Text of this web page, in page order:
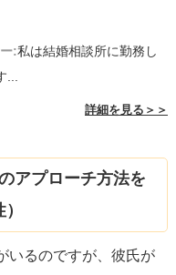
:私は結婚相談所に勤務し
...
詳細を見る＞＞
アプローチ方法を
いるのですが、彼氏が